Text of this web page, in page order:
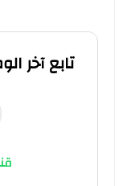
تابع آخر